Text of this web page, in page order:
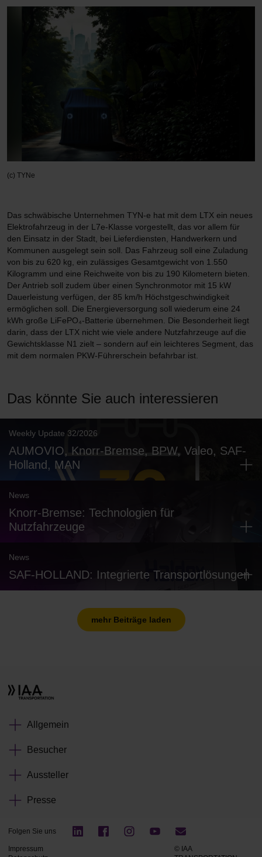
(c) TYNe
Das schwäbische Unternehmen TYN-e hat mit dem LTX ein neues
Elektrofahrzeug in der L7e-Klasse vorgestellt, das vor allem für
den Einsatz in der Stadt, bei Lieferdiensten, Handwerkern und
Kommunen ausgelegt sein soll. Das Fahrzeug soll eine Zuladung
von bis zu 620 kg, ein zulässiges Gesamtgewicht von 1.550
Kilogramm und eine Reichweite von bis zu 190 Kilometern bieten.
Der Antrieb soll zudem über einen Synchronmotor mit 15 kW
Dauerleistung verfügen, der 85 km/h Höchstgeschwindigkeit
ermöglichen soll. Die Energieversorgung soll wiederum eine 24
kWh große LiFePO₄-Batterie übernehmen. Die Besonderheit liegt
darin, dass der LTX nicht wie viele andere Nutzfahrzeuge auf die
Gewichtsklasse N1 zielt – sondern auf ein leichteres Segment, das
mit dem normalen PKW-Führerschein befahrbar ist.
Das könnte Sie auch interessieren
Weekly Update 32/2026
AUMOVIO, Knorr-Bremse, BPW, Valeo, SAF-
Holland, MAN
News
Knorr-Bremse: Technologien für
Nutzfahrzeuge
News
SAF-HOLLAND: Integrierte Transportlösungen
mehr Beiträge laden
Allgemein
Besucher
Aussteller
Presse
Folgen Sie uns
Impressum
© IAA